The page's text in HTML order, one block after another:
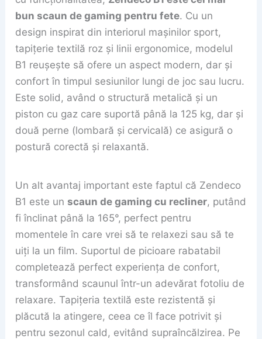
bun scaun de gaming pentru fete. Cu un
design inspirat din interiorul mașinilor sport,
tapițerie textilă roz și linii ergonomice, modelul
B1 reușește să ofere un aspect modern, dar și
confort în timpul sesiunilor lungi de joc sau lucru.
Este solid, având o structură metalică și un
piston cu gaz care suportă până la 125 kg, dar și
două perne (lombară și cervicală) ce asigură o
postură corectă și relaxantă.
Un alt avantaj important este faptul că Zendeco
B1 este unscaun de gaming cu recliner, putând
fi înclinat până la 165°, perfect pentru
momentele în care vrei să te relaxezi sau să te
uiți la un film. Suportul de picioare rabatabil
completează perfect experiența de confort,
transformând scaunul într-un adevărat fotoliu de
relaxare. Tapițeria textilă este rezistentă și
plăcută la atingere, ceea ce îl face potrivit și
pentru sezonul cald, evitând supraîncălzirea. Pe